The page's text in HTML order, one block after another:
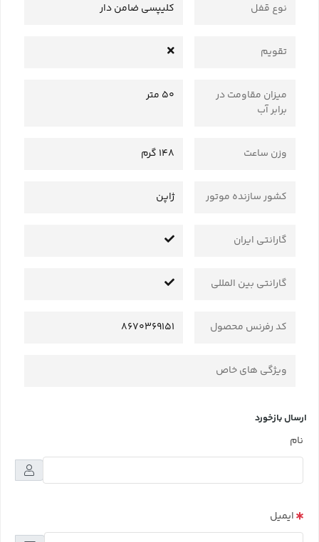
نوع قفل کلیپسی ضامن دار
تقویم
میزان مقاومت در
برابر آب
50 متر
وزن ساعت 148 گرم
کشور سازنده موتور ژاپن
گارانتی ایران
گارانتی بین المللی
کد رفرنس محصول 8670369151
ویژگی های خاص
ارسال بازخورد
نام
ایمیل